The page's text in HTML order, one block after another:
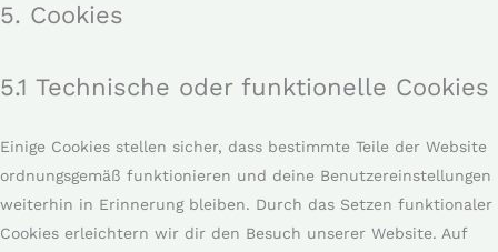
5. Cookies
5.1 Technische oder funktionelle Cookies
Einige Cookies stellen sicher, dass bestimmte Teile der Website
ordnungsgemäß funktionieren und deine Benutzereinstellungen
weiterhin in Erinnerung bleiben. Durch das Setzen funktionaler
Cookies erleichtern wir dir den Besuch unserer Website. Auf